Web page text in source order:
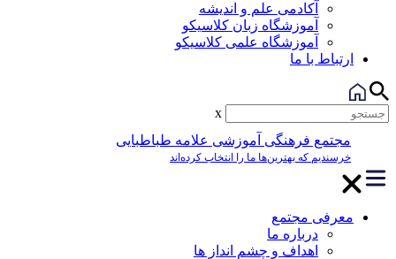
آکادمی علم و اندیشه
آموزشگاه زبان کلاسیکو
آموزشگاه علمی کلاسیکو
ارتباط با ما
مجتمع فرهنگی آموزشی علامه طباطبایی
خرسندیم که بهترین‌ها ما را انتخاب کرده‌اند
معرفی مجتمع
درباره ما
اهداف و چشم انداز ها